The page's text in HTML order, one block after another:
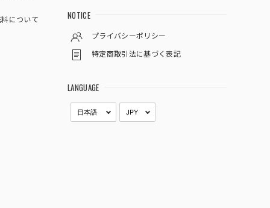
について NOTICE
プライバシーポリシー
特定商取引法に基づく表記
LANGUAGE